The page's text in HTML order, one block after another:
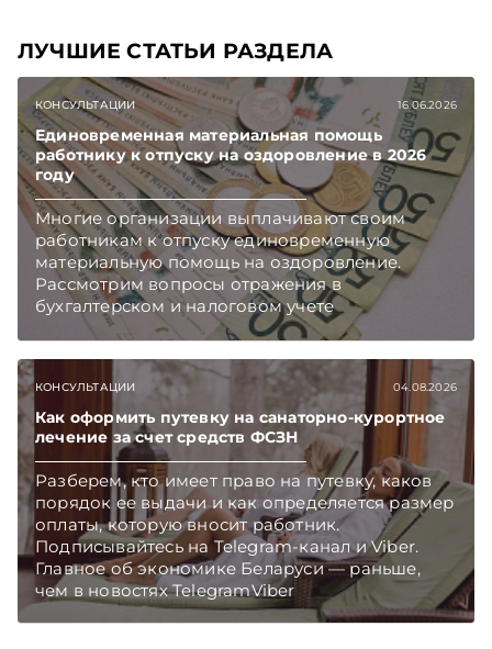
ЛУЧШИЕ СТАТЬИ РАЗДЕЛА
КОНСУЛЬТАЦИИ 16.06.2026
Единовременная материальная помощь
работнику к отпуску на оздоровление в 2026
году
Многие организации выплачивают своим
работникам к отпуску единовременную
материальную помощь на оздоровление.
Рассмотрим вопросы отражения в
бухгалтерском и налоговом учете
хозяйственных операций по начислению и
Подписывайтесь на Telegram‑канал и Viber.
Главное об экономике Беларуси — раньше,
чем в новостях TelegramViber
КОНСУЛЬТАЦИИ 04.08.2026
Как оформить путевку на санаторно-курортное
лечение за счет средств ФСЗН
Разберем, кто имеет право на путевку, каков
порядок ее выдачи и как определяется размер
оплаты, которую вносит работник.
Подписывайтесь на Telegram‑канал и Viber.
Главное об экономике Беларуси — раньше,
чем в новостях TelegramViber